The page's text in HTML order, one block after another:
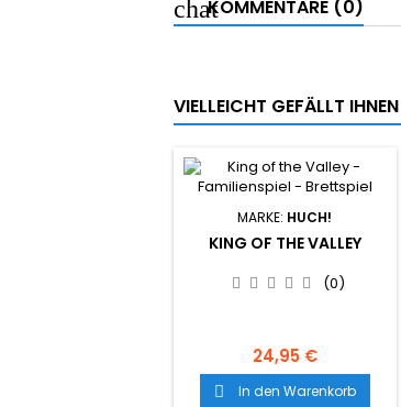
KOMMENTARE (0)
VIELLEICHT GEFÄLLT
MARKE: HUCH!
KING OF THE VALLEY
(0)
24,95 €
 In den Warenkorb